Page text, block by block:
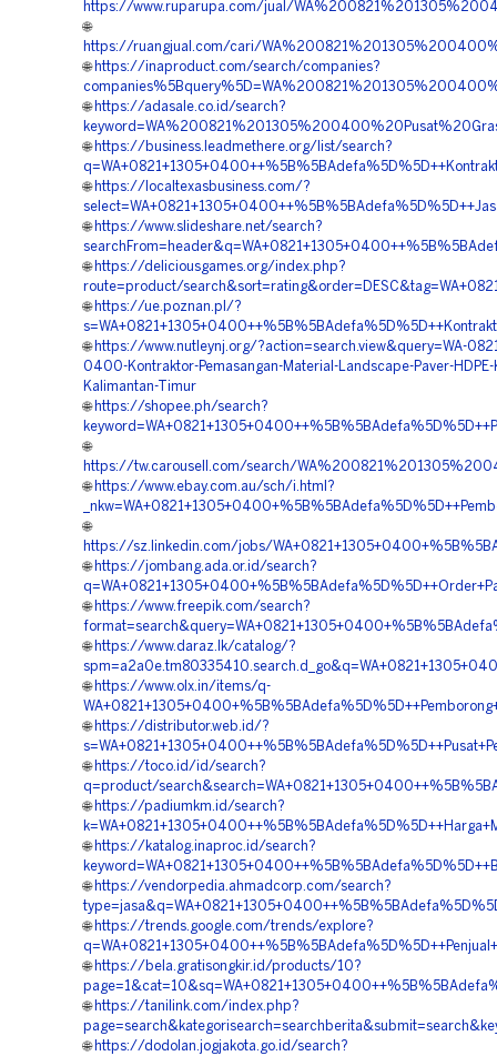
https://www.ruparupa.com/jual/
🌐
https://ruangjual.com/cari/
🌐 https://inaproduct.com/search/companies?
🌐 https://adasale.co.id/search?
🌐 https://business.leadmethere.org/list/search?
🌐 https://localtexasbusiness.com/?
🌐 https://www.slideshare.net/search?
🌐 https://deliciousgames.org/index.php?
route=product/
🌐 https://ue.poznan.pl/?
🌐 https://www.nutleynj.org/?action=search.view&query=WA-
0400-Kontraktor-Pemasangan-Material-Landscape-Paver-
Kalimantan-Timur
🌐 https://shopee.ph/search?
🌐
https://tw.carousell.com/search/
🌐 https://www.ebay.com.au/sch/i.html?
🌐
https://sz.linkedin.com/jobs/
🌐 https://jombang.ada.or.id/search?
🌐 https://www.freepik.com/search?
🌐 https://www.daraz.lk/catalog/?
🌐 https://www.olx.in/items/q-
🌐 https://distributor.web.id/?
🌐 https://toco.id/id/search?
q=product/
🌐 https://padiumkm.id/search?
🌐 https://katalog.inaproc.id/search?
🌐 https://vendorpedia.ahmadcorp.com/search?
🌐 https://trends.google.com/trends/explore?
🌐 https://bela.gratisongkir.id/products/10?
🌐 https://tanilink.com/index.php?
🌐 https://dodolan.jogjakota.go.id/search?